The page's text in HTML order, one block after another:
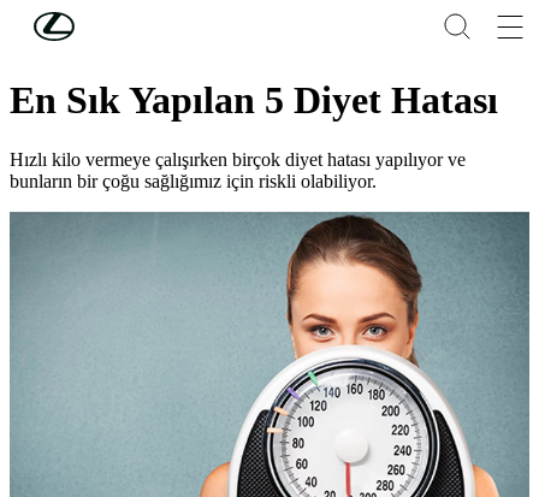
Skip to Main Content
Lifestyle
En Sık Yapılan 5 Diyet Hatası
Hızlı kilo vermeye çalışırken birçok diyet hatası yapılıyor ve
bunların bir çoğu sağlığımız için riskli olabiliyor.